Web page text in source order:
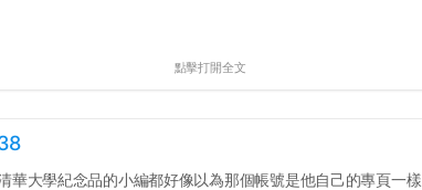
點擊打開全文
華大學紀念品的小編都好像以為那個帳號是他自己的專頁一樣